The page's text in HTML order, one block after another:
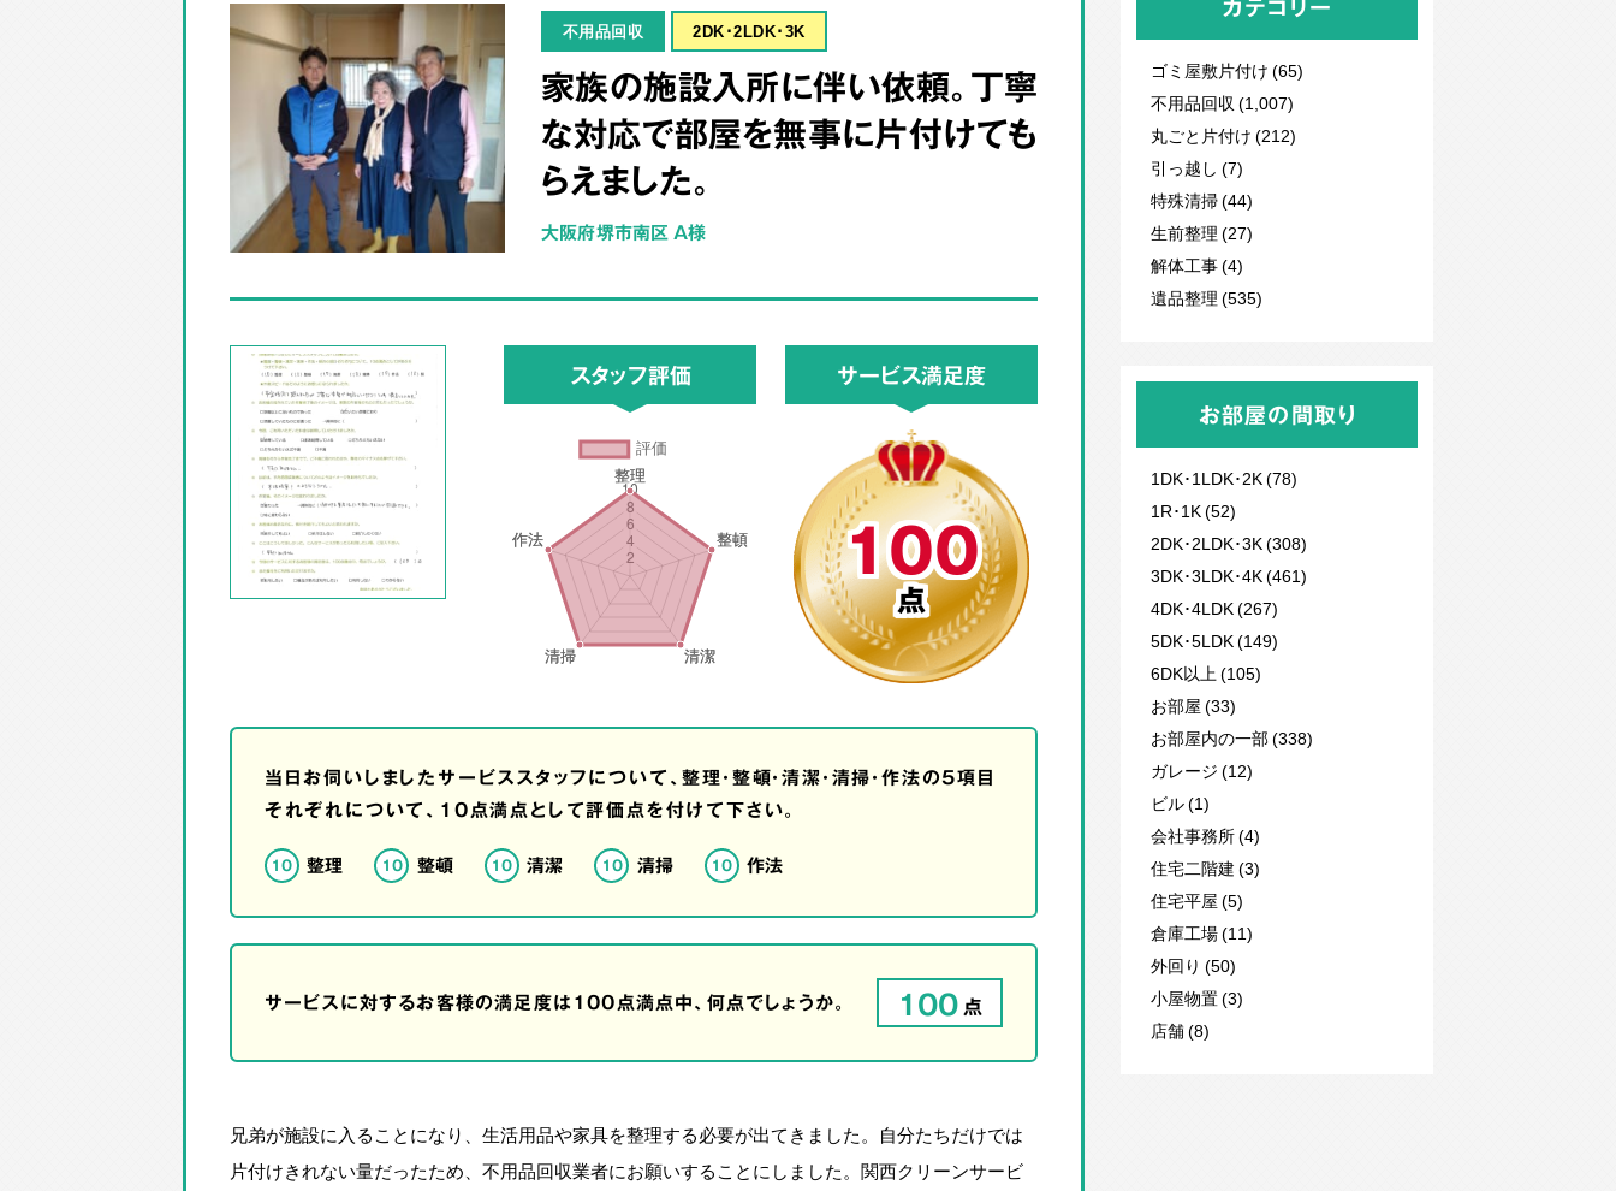
不用品回収 2DK･2LDK･3K
家族の施設入所に伴い依頼。丁寧
な対応で部屋を無事に片付けても
らえました。
大阪府堺市南区 A様
スタッフ評価 サービス満足度
100
点
当日お伺いしましたサービススタッフについて、整理・整頓・清潔・清掃・作法の5項目
それぞれについて、10点満点として評価点を付けて下さい。
10 整理 10 整頓 10 清潔 10 清掃 10 作法
サービスに対するお客様の満足度は100点満点中、何点でしょうか。 100 点
兄弟が施設に入ることになり、生活用品や家具を整理する必要が出てきました。自分たちだけでは
片付けきれない量だったため、不用品回収業者にお願いすることにしました。関西クリーンサービ
カテゴリー
ゴミ屋敷片付け (65)
不用品回収 (1,007)
丸ごと片付け (212)
引っ越し (7)
特殊清掃 (44)
生前整理 (27)
解体工事 (4)
遺品整理 (535)
お部屋の間取り
1DK･1LDK･2K (78)
1R･1K (52)
2DK･2LDK･3K (308)
3DK･3LDK･4K (461)
4DK･4LDK (267)
5DK･5LDK (149)
6DK以上 (105)
お部屋 (33)
お部屋内の一部 (338)
ガレージ (12)
ビル (1)
会社事務所 (4)
住宅二階建 (3)
住宅平屋 (5)
倉庫工場 (11)
外回り (50)
小屋物置 (3)
店舗 (8)